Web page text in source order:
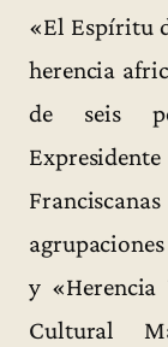
«El Espíritu
herencia
de seis
y
Cultural